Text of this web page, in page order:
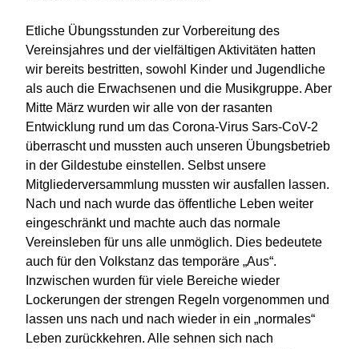
Etliche Übungsstunden zur Vorbereitung des
Vereinsjahres und der vielfältigen Aktivitäten hatten
wir bereits bestritten, sowohl Kinder und Jugendliche
als auch die Erwachsenen und die Musikgruppe. Aber
Mitte März wurden wir alle von der rasanten
Entwicklung rund um das Corona-Virus Sars-CoV-2
überrascht und mussten auch unseren Übungsbetrieb
in der Gildestube einstellen. Selbst unsere
Mitgliederversammlung mussten wir ausfallen lassen.
Nach und nach wurde das öffentliche Leben weiter
eingeschränkt und machte auch das normale
Vereinsleben für uns alle unmöglich. Dies bedeutete
auch für den Volkstanz das temporäre „Aus“.
Inzwischen wurden für viele Bereiche wieder
Lockerungen der strengen Regeln vorgenommen und
lassen uns nach und nach wieder in ein „normales“
Leben zurückkehren. Alle sehnen sich nach